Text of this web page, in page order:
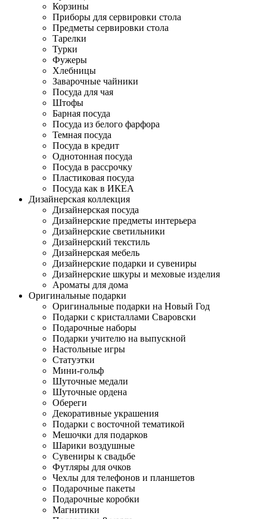
Корзины
Приборы для сервировки стола
Предметы сервировки стола
Тарелки
Турки
Фужеры
Хлебницы
Заварочные чайники
Посуда для чая
Штофы
Барная посуда
Посуда из белого фарфора
Темная посуда
Посуда в кредит
Однотонная посуда
Посуда в рассрочку
Пластиковая посуда
Посуда как в ИКЕА
Дизайнерская коллекция
Дизайнерская посуда
Дизайнерские предметы интерьера
Дизайнерские светильники
Дизайнерский текстиль
Дизайнерская мебель
Дизайнерские подарки и сувениры
Дизайнерские шкуры и меховые изделия
Ароматы для дома
Оригинальные подарки
Оригинальные подарки на Новый Год
Подарки с кристаллами Сваровски
Подарочные наборы
Подарки учителю на выпускной
Настольные игры
Статуэтки
Мини-гольф
Шуточные медали
Шуточные ордена
Обереги
Декоративные украшения
Подарки с восточной тематикой
Мешочки для подарков
Шарики воздушные
Сувениры к свадьбе
Футляры для очков
Чехлы для телефонов и планшетов
Подарочные пакеты
Подарочные коробки
Магнитики